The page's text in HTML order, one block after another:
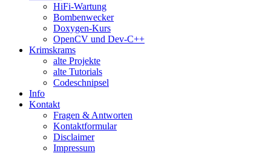
HiFi-Wartung
Bombenwecker
Doxygen-Kurs
OpenCV und Dev-C++
Krimskrams
alte Projekte
alte Tutorials
Codeschnipsel
Info
Kontakt
Fragen & Antworten
Kontaktformular
Disclaimer
Impressum